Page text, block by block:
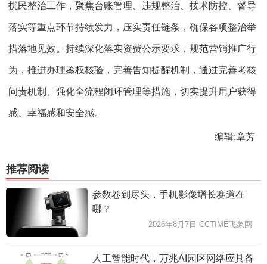
扰民整治工作，聚焦台账管理、违规整治、技术防控、督导
落实等重点环节持续发力，压实责任链条，确保各项整治举
措落地见效。持续深化落实资费公示要求，规范营销推广行
为，推进办理鉴权核验，完善告知提醒机制，通过完善考核
问责机制、强化全流程闭环管理等措施，切实提升用户获得
感、幸福感和安全感。
编辑:章芳
推荐阅读
参数卷到尽头，手机影像增长赛道在
哪？
2026年8月7日 CCTIME飞象网
人工智能时代，万兆AI园区网络应具备